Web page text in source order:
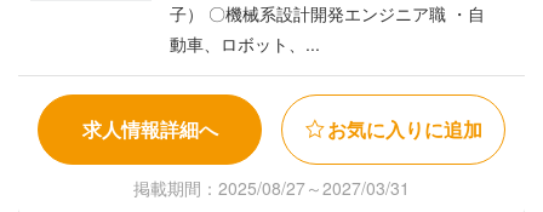
子） 〇機械系設計開発エンジニア職 ・自
動車、ロボット、...
求人情報詳細へ お気に入りに追加
掲載期間：2025/08/27～2027/03/31